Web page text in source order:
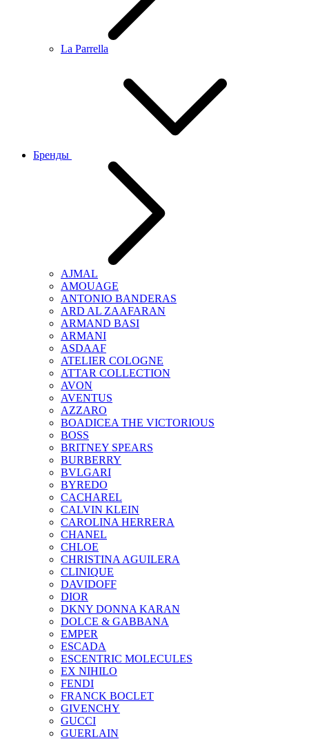
La Parrella
Бренды
AJMAL
AMOUAGE
ANTONIO BANDERAS
ARD AL ZAAFARAN
ARMAND BASI
ARMANI
ASDAAF
ATELIER COLOGNE
ATTAR COLLECTION
AVON
AVENTUS
AZZARO
BOADICEA THE VICTORIOUS
BOSS
BRITNEY SPEARS
BURBERRY
BVLGARI
BYREDO
CACHAREL
CALVIN KLEIN
CAROLINA HERRERA
CHANEL
CHLOE
CHRISTINA AGUILERA
CLINIQUE
DAVIDOFF
DIOR
DKNY DONNA KARAN
DOLCE & GABBANA
EMPER
ESCADA
ESCENTRIC MOLECULES
EX NIHILO
FENDI
FRANCK BOCLET
GIVENCHY
GUCCI
GUERLAIN